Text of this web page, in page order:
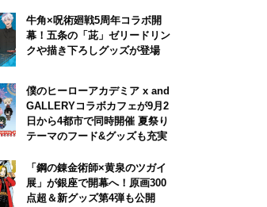
牛角×呪術廻戦5周年コラボ開
幕！五条の「茈」ゼリードリン
クや描き下ろしグッズが登場
僕のヒーローアカデミア x and
GALLERYコラボカフェが9月2
日から4都市で同時開催 夏祭り
テーマのフード&グッズも充実
「鋼の錬金術師×黄泉のツガイ
展」が銀座で開幕へ！原画300
点超＆新グッズ第4弾も公開